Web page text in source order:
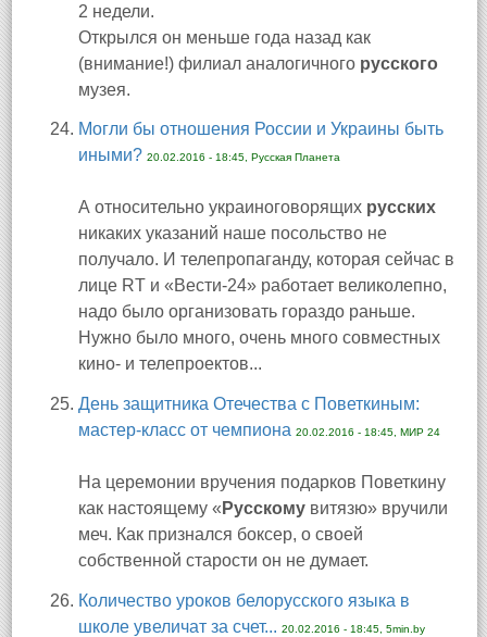
2 недели.
Открылся он меньше года назад как
(внимание!) филиал аналогичного русского
музея.
Могли бы отношения России и Украины быть
иными? 20.02.2016 - 18:45, Русская Планета
А относительно украиноговорящих русских
никаких указаний наше посольство не
получало. И телепропаганду, которая сейчас в
лице RT и «Вести-24» работает великолепно,
надо было организовать гораздо раньше.
Нужно было много, очень много совместных
кино- и телепроектов...
День защитника Отечества с Поветкиным:
мастер-класс от чемпиона 20.02.2016 - 18:45, МИР 24
На церемонии вручения подарков Поветкину
как настоящему « Русскому витязю» вручили
меч. Как признался боксер, о своей
собственной старости он не думает.
Количество уроков белорусского языка в
школе увеличат за счет... 20.02.2016 - 18:45, 5min.by